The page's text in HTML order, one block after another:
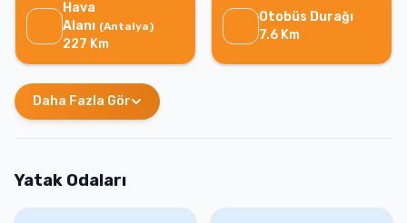
Hava
Alanı (Antalya)
227 Km
Otobüs Durağı
7.6 Km
Daha Fazla Gör
Yatak Odaları